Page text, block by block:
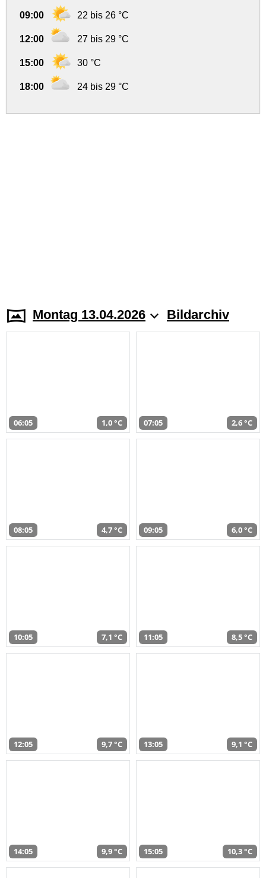
09:00 22 bis 26 °C
12:00 27 bis 29 °C
15:00 30 °C
18:00 24 bis 29 °C
Montag 13.04.2026 Bildarchiv
06:05 1,0 °C 07:05 2,6 °C
08:05 4,7 °C 09:05 6,0 °C
10:05 7,1 °C 11:05 8,5 °C
12:05 9,7 °C 13:05 9,1 °C
14:05 9,9 °C 15:05 10,3 °C